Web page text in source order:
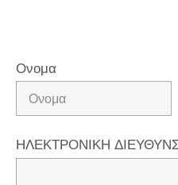
Ονομα
ΗΛΕΚΤΡΟΝΙΚΗ